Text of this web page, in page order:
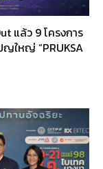
แล้ว 9 โครงการ
ญใหญ่ “PRUKSA